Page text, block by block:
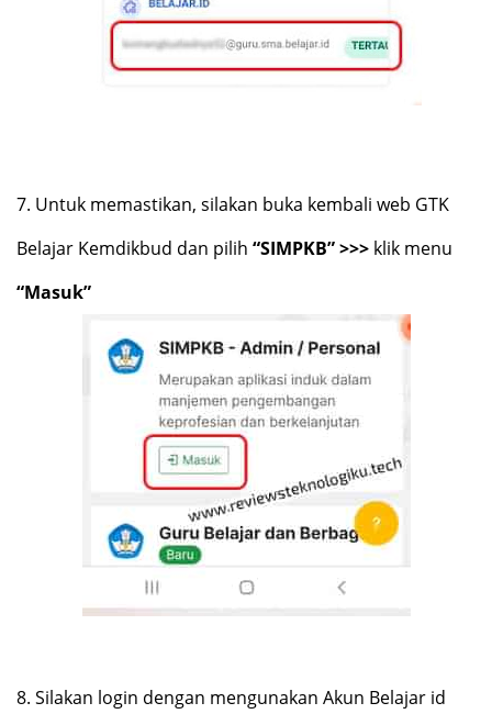
7. Untuk memastikan, silakan buka kembali web GTK
Belajar Kemdikbud dan pilih “SIMPKB” >>> klik menu
“Masuk”
8. Silakan login dengan mengunakan Akun Belajar id